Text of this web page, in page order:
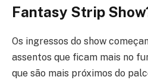
Fantasy Strip
Os ingressos do show
assentos que ficam mais no
que são mais próximos do